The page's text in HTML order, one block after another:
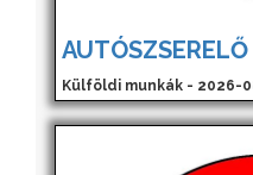
AUTÓSZSERELŐ
Külföldi munkák - 2026-